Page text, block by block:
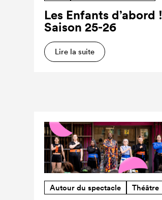
Les Enfants d’abord !
Saison 25-26
Lire la suite
Autour du spectacle Théâtre